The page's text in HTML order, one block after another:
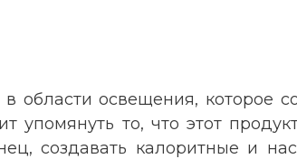
освещения, которое
то, что этот
создавать калоритные и